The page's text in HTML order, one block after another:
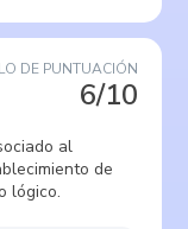
DE PUNTUACIÓN
6/10
al
de
lógico.